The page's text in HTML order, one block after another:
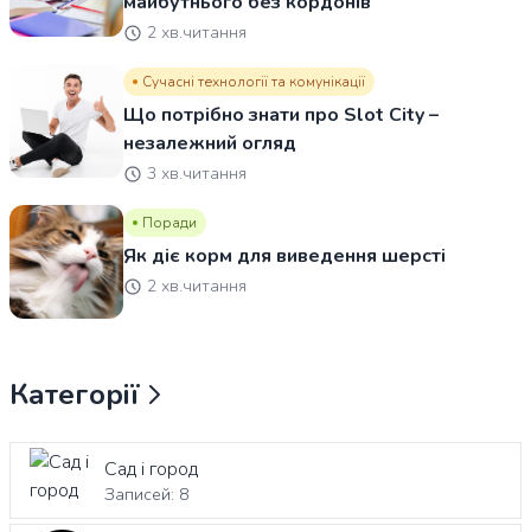
2 хв.читання
Сучасні технології та комунікації
Що потрібно знати про Slot City –
незалежний огляд
3 хв.читання
Поради
Як діє корм для виведення шерсті
2 хв.читання
Категорії
Сад і город
Записей: 8